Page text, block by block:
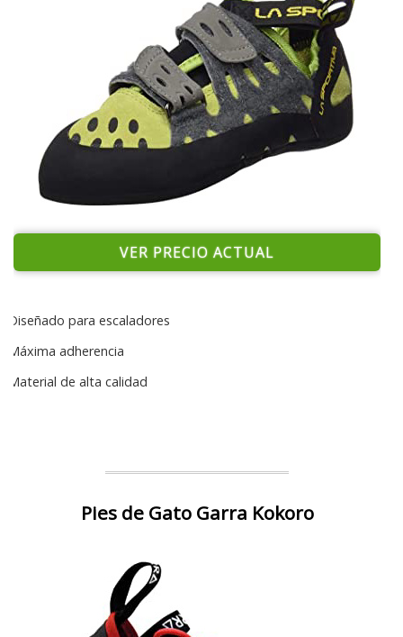
VER PRECIO ACTUAL
Diseñado para escaladores
Máxima adherencia
Material de alta calidad
Pies de Gato Garra Kokoro